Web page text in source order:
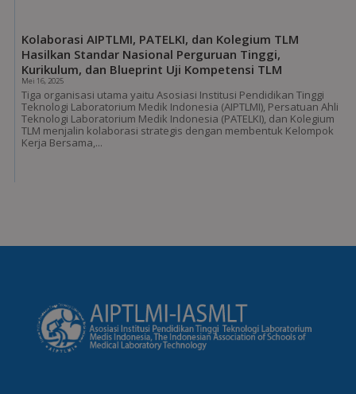
Kolaborasi AIPTLMI, PATELKI, dan Kolegium TLM
Hasilkan Standar Nasional Perguruan Tinggi,
Kurikulum, dan Blueprint Uji Kompetensi TLM
Mei 16, 2025
Tiga organisasi utama yaitu Asosiasi Institusi Pendidikan Tinggi
Teknologi Laboratorium Medik Indonesia (AIPTLMI), Persatuan Ahli
Teknologi Laboratorium Medik Indonesia (PATELKI), dan Kolegium
TLM menjalin kolaborasi strategis dengan membentuk Kelompok
Kerja Bersama,...